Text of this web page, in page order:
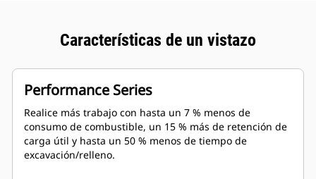
Características de un vistazo
Performance Series
Realice más trabajo con hasta un 7 % menos de
consumo de combustible, un 15 % más de retención de
carga útil y hasta un 50 % menos de tiempo de
excavación/relleno.